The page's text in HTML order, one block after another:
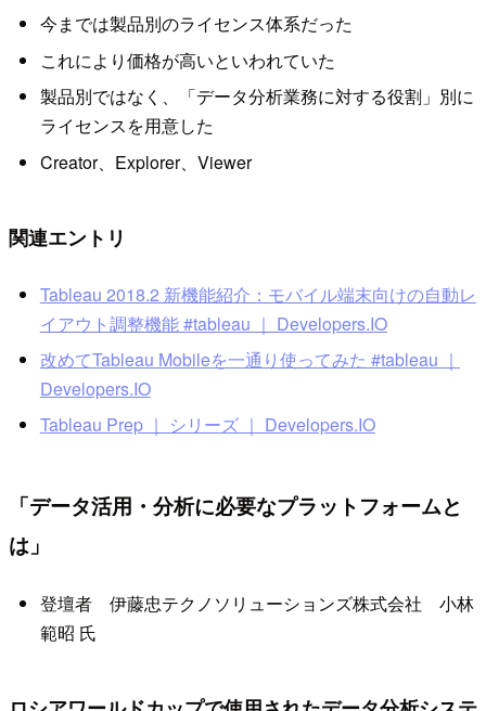
今までは製品別のライセンス体系だった
これにより価格が高いといわれていた
製品別ではなく、「データ分析業務に対する役割」別に
ライセンスを用意した
Creator、Explorer、Viewer
関連エントリ
Tableau 2018.2 新機能紹介：モバイル端末向けの自動レ
イアウト調整機能 #tableau ｜ Developers.IO
改めてTableau Mobileを一通り使ってみた #tableau ｜
Developers.IO
Tableau Prep ｜ シリーズ ｜ Developers.IO
「データ活用・分析に必要なプラットフォームと
は」
登壇者 伊藤忠テクノソリューションズ株式会社 小林
範昭 氏